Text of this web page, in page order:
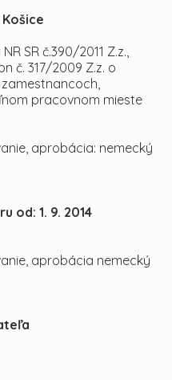
SR č.390/2011 Z.z.,
č. 317/2009 Z.z. o
pracovnom mieste
aprobácia: nemecký
od: 1. 9. 2014
aprobácia nemecký